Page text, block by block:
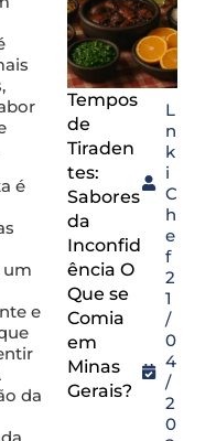
é
um
e
da
Tempos
de
Tiraden
tes:
Sabores
da
Inconfid
ência O
Que se
Comia
em
Minas
Gerais?
L
n
k
i
C
h
e
f
2
1
/
0
4
/
2
0